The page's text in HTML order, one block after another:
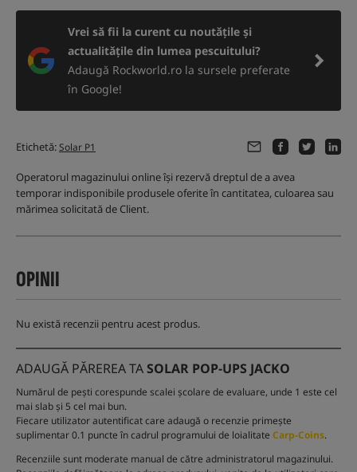
Vrei să fii la curent cu noutățile și
actualitățile din lumea pescuitului?
Adaugă Rockworld.ro la sursele preferate
în Google!
Etichetă:Solar P1
Operatorul magazinului online își rezervă dreptul de a avea
temporar indisponibile produsele oferite în cantitatea, culoarea sau
mărimea solicitată de Client.
OPINII
Nu există recenzii pentru acest produs.
ADAUGĂ PĂREREA TASOLAR POP-UPS JACKO
Numărul de pești corespunde scalei școlare de evaluare, unde 1 este cel
mai slab și 5 cel mai bun.
Fiecare utilizator autentificat care adaugă o recenzie primește
suplimentar 0.1 puncte în cadrul programului de loialitate Carp-Coins.
Recenziile sunt moderate manual de către administratorul magazinului.